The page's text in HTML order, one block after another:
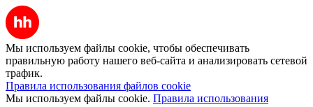
Мы используем файлы cookie, чтобы обеспечивать
правильную работу нашего веб-сайта и анализировать сетевой
трафик.
Правила использования файлов cookie
Мы используем файлы cookie. Правила использования